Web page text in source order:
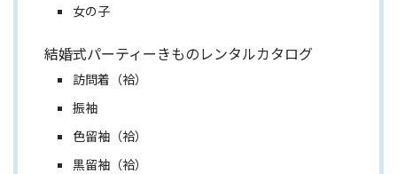
女の子
結婚式パーティーきものレンタルカタログ
訪問着（袷）
振袖
色留袖（袷）
黒留袖（袷）